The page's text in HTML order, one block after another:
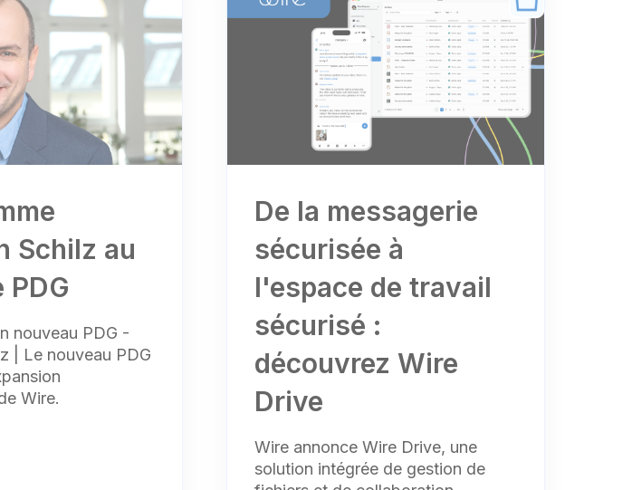
Schilz au
PDG
nouveau PDG -
| Le nouveau PDG
Wire.
De la messagerie
sécurisée à
l'espace de travail
sécurisé :
découvrez Wire
Drive
Wire annonce Wire Drive, une
solution intégrée de gestion de